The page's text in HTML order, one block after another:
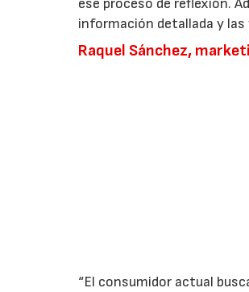
ese proceso de reflexión.
información detallada y
Raquel Sánchez,
“El consumidor actual